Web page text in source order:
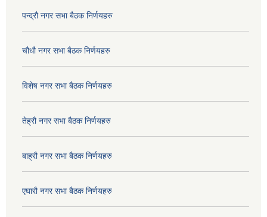
पन्द्रौ नगर सभा बैठक निर्णयहरु
चौधौ नगर सभा बैठक निर्णयहरु
विशेष नगर सभा बैठक निर्णयहरु
तेह्रौ नगर सभा बैठक निर्णयहरु
बाह्रौ नगर सभा बैठक निर्णयहरु
एघारौ नगर सभा बैठक निर्णयहरु